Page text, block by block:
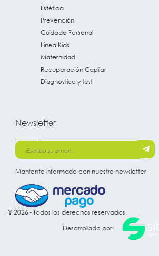
Estética
Prevención
Cuidado Personal
Linea Kids
Maternidad
Recuperación Capilar
Diagnostico y test
Newsletter
Mantente informado con nuestro newsletter
© 2026 - Todos los derechos reservados.
Desarrollado por: